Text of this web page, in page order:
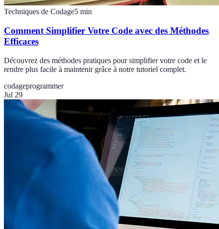
Techniques de Codage5 min
Comment Simplifier Votre Code avec des Méthodes
Efficaces
Découvrez des méthodes pratiques pour simplifier votre code et le
rendre plus facile à maintenir grâce à notre tutoriel complet.
codageprogrammer
Jul 29